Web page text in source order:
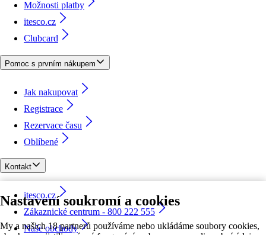
Nastavení soukromí a cookies
My a našich 18 partnerů používáme nebo ukládáme soubory cookies,
Možnosti platby
itesco.cz
Clubcard
Pomoc s prvním nákupem
Jak nakupovat
Registrace
Rezervace času
Oblíbené
Kontakt
itesco.cz
Zákaznické centrum - 800 222 555
Naše obchody